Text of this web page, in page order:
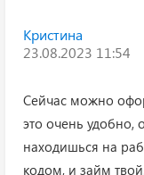
Кристина
23.08.2023 11:54
Сейчас можно
это очень удобно,
находишься на
кодом, и займ